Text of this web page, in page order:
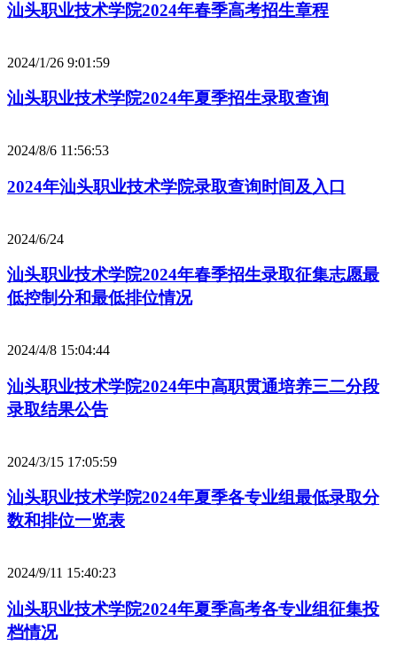
汕头职业技术学院2024年春季高考招生章程
2024/1/26 9:01:59
汕头职业技术学院2024年夏季招生录取查询
2024/8/6 11:56:53
2024年汕头职业技术学院录取查询时间及入口
2024/6/24
汕头职业技术学院2024年春季招生录取征集志愿最
低控制分和最低排位情况
2024/4/8 15:04:44
汕头职业技术学院2024年中高职贯通培养三二分段
录取结果公告
2024/3/15 17:05:59
汕头职业技术学院2024年夏季各专业组最低录取分
数和排位一览表
2024/9/11 15:40:23
汕头职业技术学院2024年夏季高考各专业组征集投
档情况